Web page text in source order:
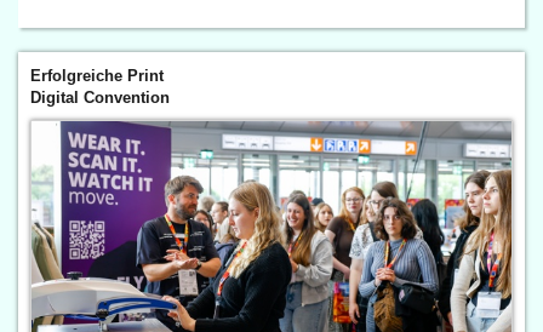
Erfolgreiche Print
Digital Convention